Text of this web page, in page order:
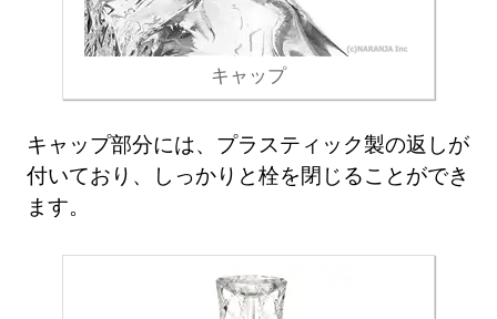
キャップ
キャップ部分には、プラスティック製の返しが
付いており、しっかりと栓を閉じることができ
ます。